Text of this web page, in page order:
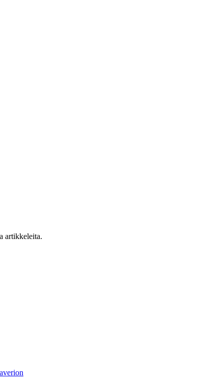
artikkeleita.